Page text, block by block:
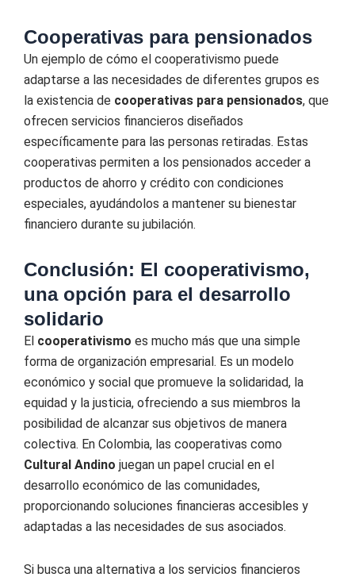
Cooperativas para pensionados
Un ejemplo de cómo el cooperativismo puede
adaptarse a las necesidades de diferentes grupos es
la existencia de cooperativas para pensionados, que
ofrecen servicios financieros diseñados
específicamente para las personas retiradas. Estas
cooperativas permiten a los pensionados acceder a
productos de ahorro y crédito con condiciones
especiales, ayudándolos a mantener su bienestar
financiero durante su jubilación.
Conclusión: El cooperativismo,
una opción para el desarrollo
solidario
El cooperativismo es mucho más que una simple
forma de organización empresarial. Es un modelo
económico y social que promueve la solidaridad, la
equidad y la justicia, ofreciendo a sus miembros la
posibilidad de alcanzar sus objetivos de manera
colectiva. En Colombia, las cooperativas como
Cultural Andino juegan un papel crucial en el
desarrollo económico de las comunidades,
proporcionando soluciones financieras accesibles y
adaptadas a las necesidades de sus asociados.
Si busca una alternativa a los servicios financieros